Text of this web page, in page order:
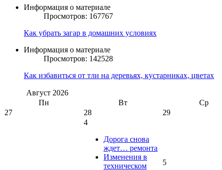
Информация о материале
Просмотров: 167767
Как убрать загар в домашних условиях
Информация о материале
Просмотров: 142528
Как избавиться от тли на деревьях, кустарниках, цветах
Август 2026
Пн
Вт
Ср
27
28
29
4
Дорога снова
ждет… ремонта
Изменения в
техническом
5